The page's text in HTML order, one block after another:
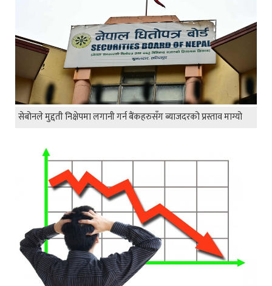
सेबोनले मुद्दती निक्षेपमा लगानी गर्न बैंकहरुसँग ब्याजदरको प्रस्ताव माग्यो